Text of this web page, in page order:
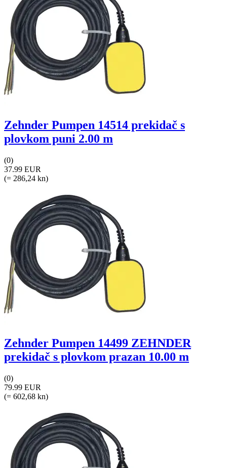
Zehnder Pumpen 14514 prekidač s
plovkom puni 2.00 m
(0)
37.99 EUR
(= 286,24 kn)
Zehnder Pumpen 14499 ZEHNDER
prekidač s plovkom prazan 10.00 m
(0)
79.99 EUR
(= 602,68 kn)